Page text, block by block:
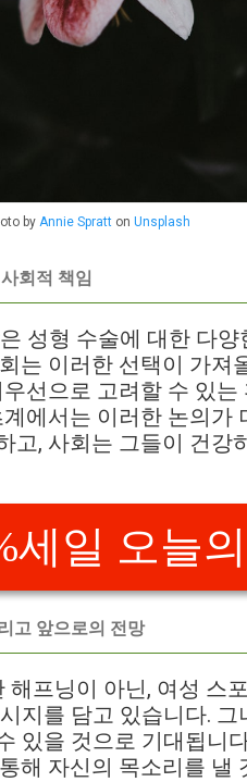
by Annie Spratton Unsplash
회적 책임
성형 수술에 대한 다
는 이러한 선택이 가져
선으로 고려할 수 있
에서는 이러한 논의가
고, 사회는 그들이 건강
세일 오늘
고 앞으로의 전망
프닝이 아닌, 여성 스
지를 담고 있습니다.
있을 것으로 기대됩니
해 자신의 목소리를 낼